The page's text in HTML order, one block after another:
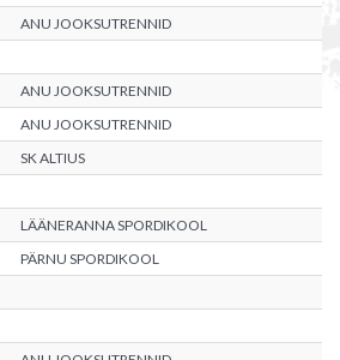
ANU JOOKSUTRENNID
ANU JOOKSUTRENNID
ANU JOOKSUTRENNID
SK ALTIUS
LÄÄNERANNA SPORDIKOOL
PÄRNU SPORDIKOOL